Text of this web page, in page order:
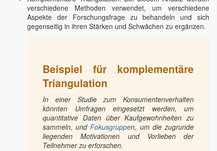
verschiedene Methoden verwendet, um verschiedene
Aspekte der Forschungsfrage zu behandeln und sich
gegenseitig in ihren Stärken und Schwächen zu ergänzen.
Beispiel für komplementäre
Triangulation
In einer Studie zum Konsumentenverhalten
könnten Umfragen eingesetzt werden, um
quantitative Daten über Kaufgewohnheiten zu
sammeln, undFokusgruppen, um die zugrunde
liegenden Motivationen und Vorlieben der
Teilnehmer zu erforschen.